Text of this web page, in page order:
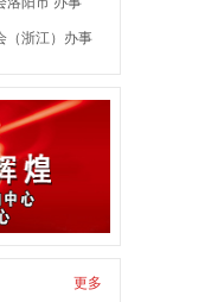
（浙江）办事
更多